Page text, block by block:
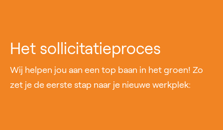
Het sollicitatieproces
Wij helpen jou aan een top baan in het groen! Zo
zet je de eerste stap naar je nieuwe werkplek: